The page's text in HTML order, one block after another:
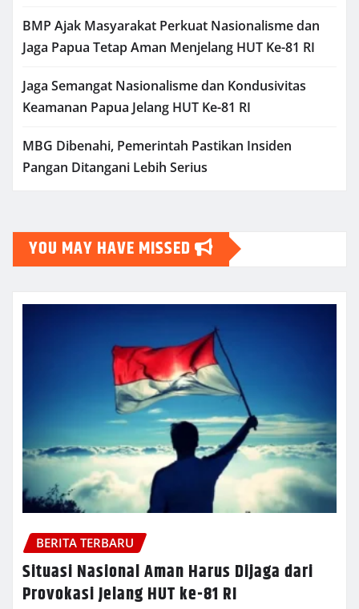
BMP Ajak Masyarakat Perkuat Nasionalisme dan
Jaga Papua Tetap Aman Menjelang HUT Ke-81 RI
Jaga Semangat Nasionalisme dan Kondusivitas
Keamanan Papua Jelang HUT Ke-81 RI
MBG Dibenahi, Pemerintah Pastikan Insiden
Pangan Ditangani Lebih Serius
YOU MAY HAVE MISSED
BERITA TERBARU
Situasi Nasional Aman Harus Dijaga dari
Provokasi Jelang HUT ke-81 RI